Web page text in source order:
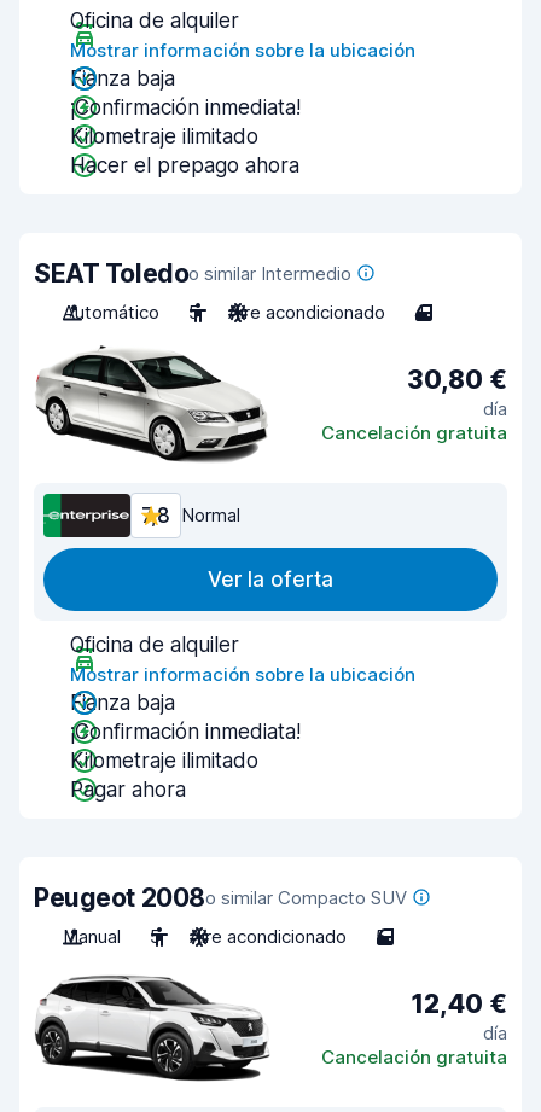
Oficina de alquiler
Mostrar información sobre la ubicación
Fianza baja
¡Confirmación inmediata!
Kilometraje ilimitado
Hacer el prepago ahora
SEAT Toledoo similar Intermedio
Automático
5 Aire acondicionado 4
30,80 €
día
Cancelación gratuita
7,8 Normal
Ver la oferta
Oficina de alquiler
Mostrar información sobre la ubicación
Fianza baja
¡Confirmación inmediata!
Kilometraje ilimitado
Pagar ahora
Peugeot 2008o similar Compacto SUV
Manual
5 Aire acondicionado 5
12,40 €
día
Cancelación gratuita